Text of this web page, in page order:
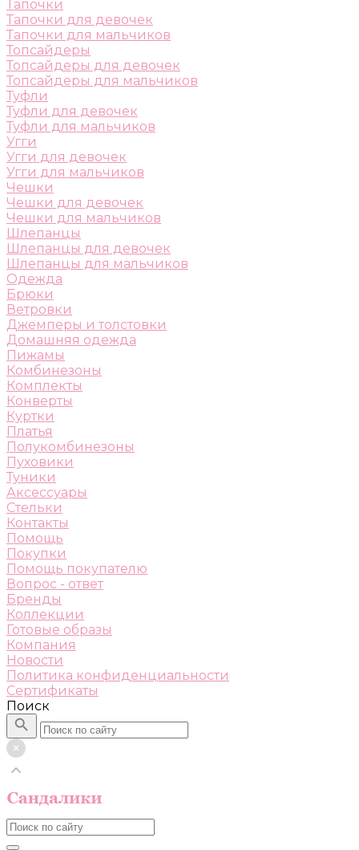
Тапочки
Тапочки для девочек
Тапочки для мальчиков
Топсайдеры
Топсайдеры для девочек
Топсайдеры для мальчиков
Туфли
Туфли для девочек
Туфли для мальчиков
Угги
Угги для девочек
Угги для мальчиков
Чешки
Чешки для девочек
Чешки для мальчиков
Шлепанцы
Шлепанцы для девочек
Шлепанцы для мальчиков
Одежда
Брюки
Ветровки
Джемперы и толстовки
Домашняя одежда
Пижамы
Комбинезоны
Комплекты
Конверты
Куртки
Платья
Полукомбинезоны
Пуховики
Туники
Аксессуары
Стельки
Контакты
Помощь
Покупки
Помощь покупателю
Вопрос - ответ
Бренды
Коллекции
Готовые образы
Компания
Новости
Политика конфиденциальности
Сертификаты
Поиск